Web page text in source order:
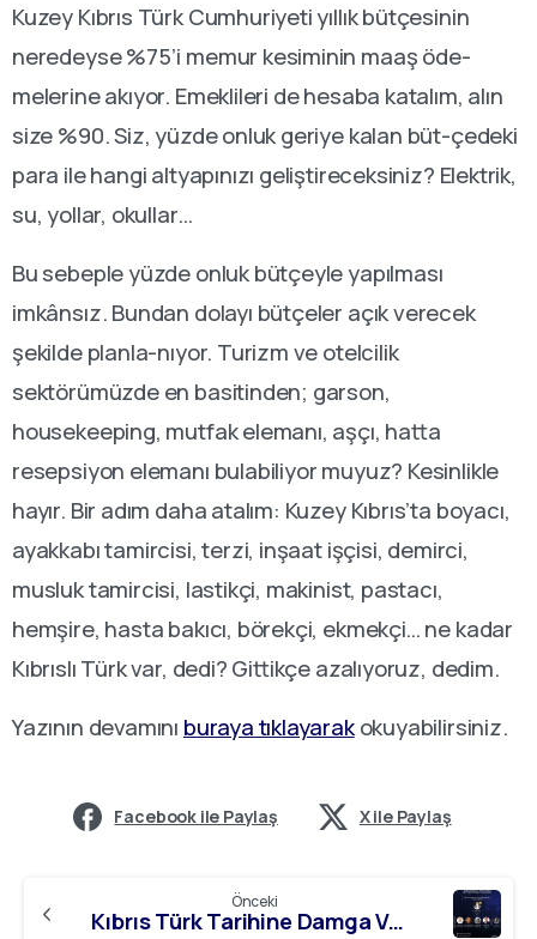
Kuzey Kıbrıs Türk Cumhuriyeti yıllık bütçesinin
neredeyse %75’i memur kesiminin maaş öde-
melerine akıyor. Emeklileri de hesaba katalım, alın
size %90. Siz, yüzde onluk geriye kalan büt-çedeki
para ile hangi altyapınızı geliştireceksiniz? Elektrik,
su, yollar, okullar…
Bu sebeple yüzde onluk bütçeyle yapılması
imkânsız. Bundan dolayı bütçeler açık verecek
şekilde planla-nıyor. Turizm ve otelcilik
sektörümüzde en basitinden; garson,
housekeeping, mutfak elemanı, aşçı, hatta
resepsiyon elemanı bulabiliyor muyuz? Kesinlikle
hayır. Bir adım daha atalım: Kuzey Kıbrıs’ta boyacı,
ayakkabı tamircisi, terzi, inşaat işçisi, demirci,
musluk tamircisi, lastikçi, makinist, pastacı,
hemşire, hasta bakıcı, börekçi, ekmekçi… ne kadar
Kıbrıslı Türk var, dedi? Gittikçe azalıyoruz, dedim.
Yazının devamını buraya tıklayarakokuyabilirsiniz.
Facebook ile Paylaş X ile Paylaş
Önceki
Kıbrıs Türk Tarihine Damga Vurmuş İsimler: Mustafa Çağatay